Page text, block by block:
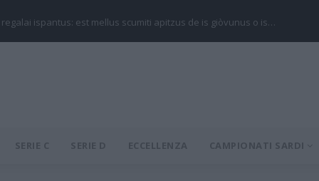
regalai ispantus: est mellus scumiti apitzus de is giòvunus o is…
SERIE C SERIE D ECCELLENZA CAMPIONATI SARDI